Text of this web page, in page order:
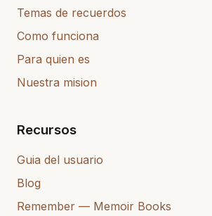
Temas de recuerdos
Como funciona
Para quien es
Nuestra mision
Recursos
Guia del usuario
Blog
Remember — Memoir Books